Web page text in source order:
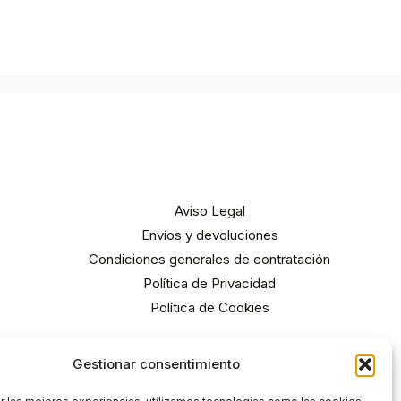
Gestionar consentimiento
Aviso Legal
Envíos y devoluciones
Condiciones generales de contratación
Política de Privacidad
Política de Cookies